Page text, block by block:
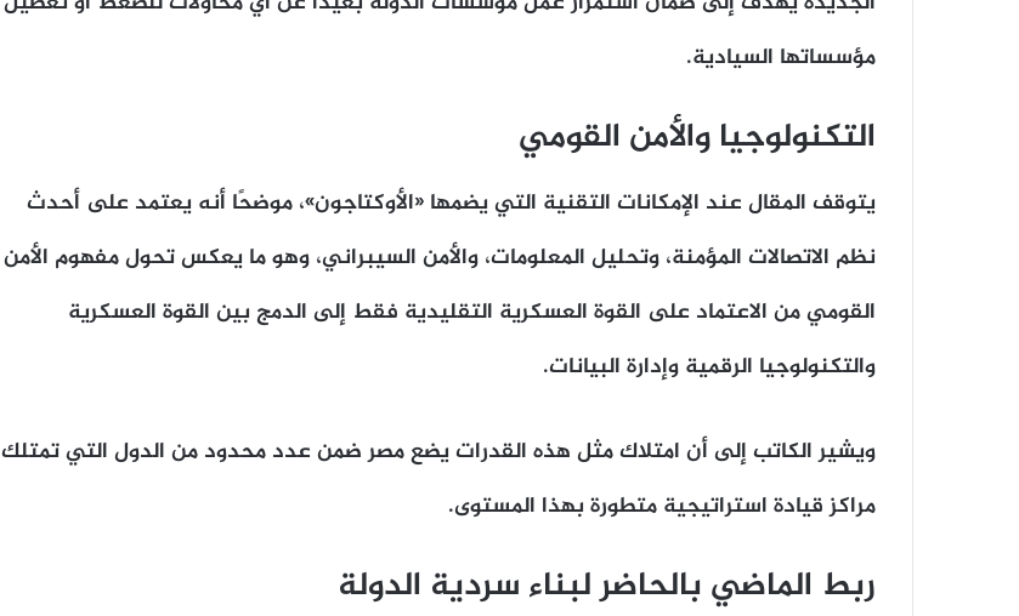
مؤسساتها السيادية.
التكنولوجيا والأمن القومي
يتوقف المقال عند الإمكانات التقنية التي يضمها «الأوكتاجون»، موضحًا أنه يعتمد على أحدث
نظم الاتصالات المؤمنة، وتحليل المعلومات، والأمن السيبراني، وهو ما يعكس تحول مفهوم الأمن
القومي من الاعتماد على القوة العسكرية التقليدية فقط إلى الدمج بين القوة العسكرية
والتكنولوجيا الرقمية وإدارة البيانات.
ويشير الكاتب إلى أن امتلاك مثل هذه القدرات يضع مصر ضمن عدد محدود من الدول التي تمتلك
مراكز قيادة استراتيجية متطورة بهذا المستوى.
ربط الماضي بالحاضر لبناء سردية الدولة